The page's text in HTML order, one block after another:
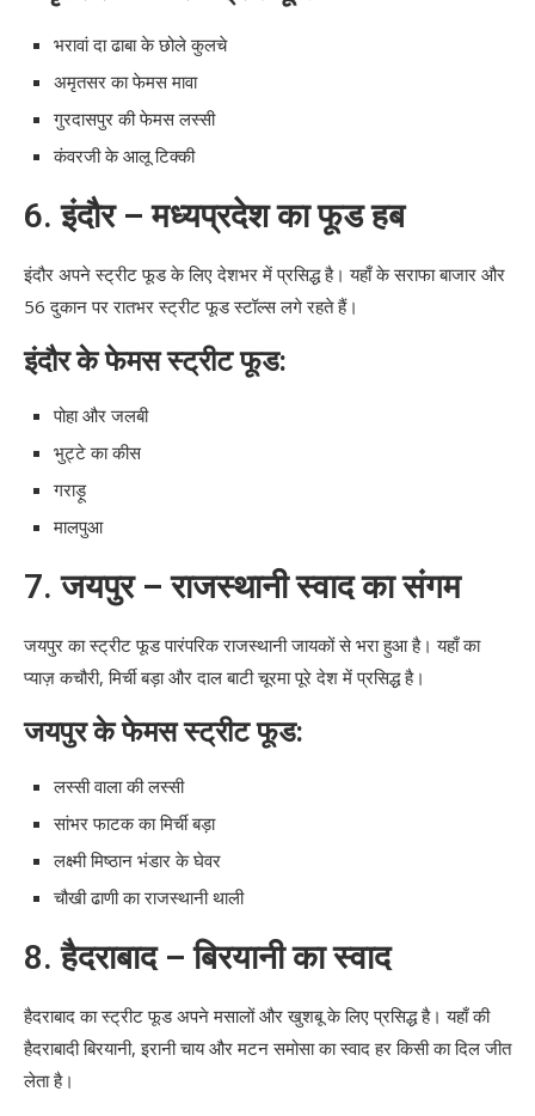
भरावां दा ढाबा के छोले कुलचे
अमृतसर का फेमस मावा
गुरदासपुर की फेमस लस्सी
कंवरजी के आलू टिक्की
6.इंदौर – मध्यप्रदेश का फूड हब
इंदौर अपने स्ट्रीट फूड के लिए देशभर में प्रसिद्ध है। यहाँ के सराफा बाजार और
56 दुकान पर रातभर स्ट्रीट फूड स्टॉल्स लगे रहते हैं।
इंदौर के फेमस स्ट्रीट फूड:
पोहा और जलबी
भुट्टे का कीस
गराड़ू
मालपुआ
7.जयपुर – राजस्थानी स्वाद का संगम
जयपुर का स्ट्रीट फूड पारंपरिक राजस्थानी जायकों से भरा हुआ है। यहाँ का
प्याज़ कचौरी, मिर्ची बड़ा और दाल बाटी चूरमा पूरे देश में प्रसिद्ध है।
जयपुर के फेमस स्ट्रीट फूड:
लस्सी वाला की लस्सी
सांभर फाटक का मिर्ची बड़ा
लक्ष्मी मिष्ठान भंडार के घेवर
चौखी ढाणी का राजस्थानी थाली
8.हैदराबाद – बिरयानी का स्वाद
हैदराबाद का स्ट्रीट फूड अपने मसालों और खुशबू के लिए प्रसिद्ध है। यहाँ की
हैदराबादी बिरयानी, इरानी चाय और मटन समोसा का स्वाद हर किसी का दिल जीत
लेता है।